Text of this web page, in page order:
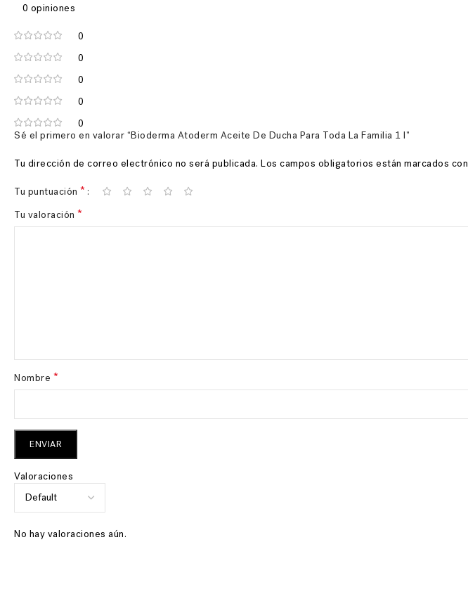
0 opiniones
0
0
0
0
0
Valoraciones
No hay valoraciones aún.
Sé el primero en valorar “Bioderma Atoderm Aceite De Ducha Para Toda La Familia 1 l”
Tu dirección de correo electrónico no será publicada. Los campos obligatorios están marcados con
Tu puntuación *
Tu valoración *
Nombre *